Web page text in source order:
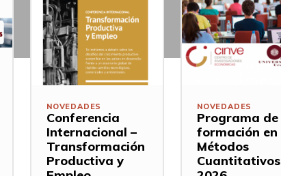
NOVEDADES
Conferencia
Internacional –
Transformación
Productiva y
NOVEDADES
Programa de
formación en
Métodos
Cuantitativos